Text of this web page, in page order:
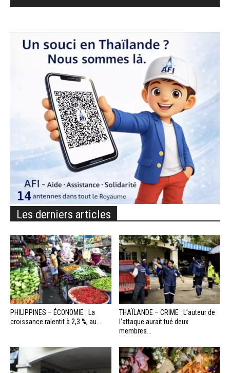
Les derniers articles
PHILIPPINES – ÉCONOMIE : La
croissance ralentit à 2,3 %, au...
THAÏLANDE – CRIME : L’auteur de
l’attaque aurait tué deux
membres...